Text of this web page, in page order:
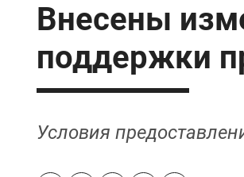
Внесены
поддержки
Условия